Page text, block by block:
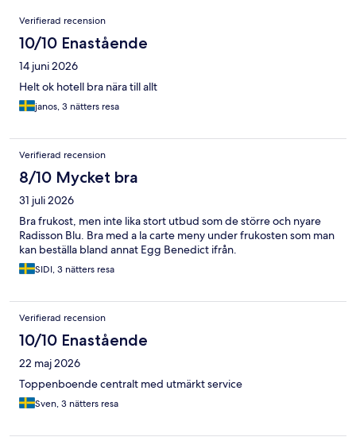
Recensioner
Verifierad recension
10/10 Enastående
14 juni 2026
Helt ok hotell bra nära till allt
janos, 3 nätters resa
Verifierad recension
8/10 Mycket bra
31 juli 2026
Bra frukost, men inte lika stort utbud som de större och nyare
Radisson Blu. Bra med a la carte meny under frukosten som man
kan beställa bland annat Egg Benedict ifrån.
SIDI, 3 nätters resa
Verifierad recension
10/10 Enastående
22 maj 2026
Toppenboende centralt med utmärkt service
Sven, 3 nätters resa